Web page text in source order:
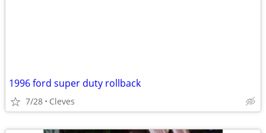
1996 ford super duty rollback
7/28 Cleves